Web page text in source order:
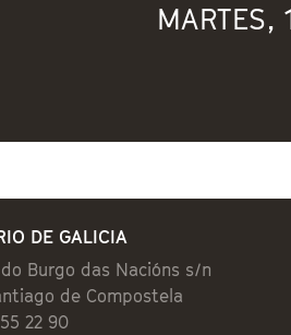
MARTES,
DE GALICIA
Burgo das Nacións s/n
de Compostela
22 90